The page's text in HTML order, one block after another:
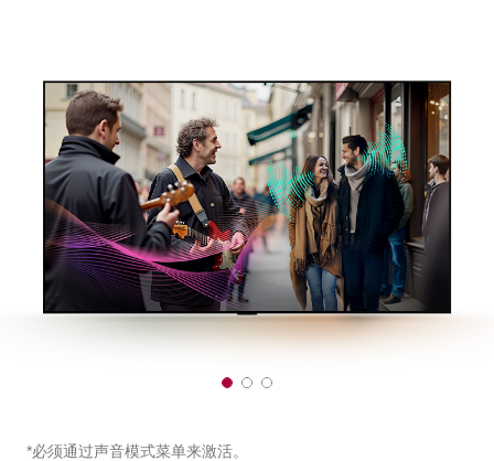
1
3
2 3
*必须通过声音模式菜单来激活。